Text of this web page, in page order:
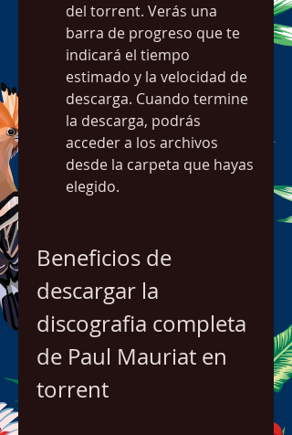
del torrent. Verás una
barra de progreso que te
indicará el tiempo
estimado y la velocidad de
descarga. Cuando termine
la descarga, podrás
acceder a los archivos
desde la carpeta que hayas
elegido.
Beneficios de
descargar la
discografia completa
de Paul Mauriat en
torrent